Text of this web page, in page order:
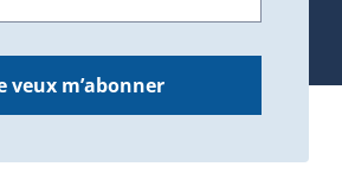
veux m’abonner